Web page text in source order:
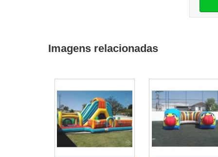
Imagens relacionadas